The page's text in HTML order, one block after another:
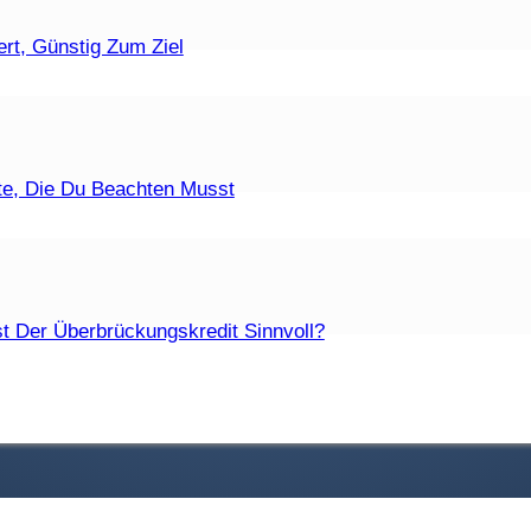
Sind Zulässig?
Eine Fristlose Kündigung?
Unterschiede?
Günstig Zum Ziel
Die Du Beachten Musst
Der Überbrückungskredit Sinnvoll?